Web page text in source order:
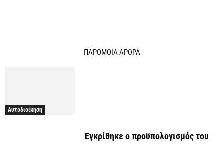
ΠΑΡΟΜΟΙΑ ΑΡΘΡΑ
Αυτοδιοίκηση
Εγκρίθηκε ο προϋπολογισμός του